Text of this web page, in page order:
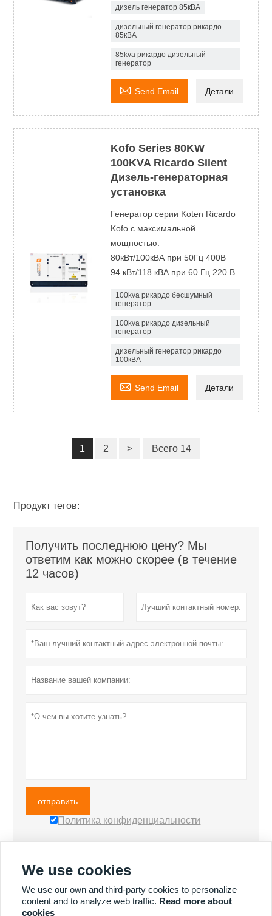
дизель генератор 85кВА
дизельный генератор рикардо
85кВА
85kva рикардо дизельный
генератор
 Send Email Детали
Kofo Series 80KW
100KVA Ricardo Silent
Дизель-генераторная
установка
Генератор серии Koten Ricardo
Kofo с максимальной
мощностью:
80кВт/100кВА при 50Гц 400В
94 кВт/118 кВА при 60 Гц 220 В
100kva рикардо бесшумный
генератор
100kva рикардо дизельный
генератор
дизельный генератор рикардо
100кВА
 Send Email Детали
1 2 > Всего 14
Продукт тегов:
Получить последнюю цену? Мы
ответим как можно скорее (в течение
12 часов)
отправить
Политика конфиденциальности
We use cookies
We use our own and third-party cookies to personalize
content and to analyze web traffic. Read more about
cookies